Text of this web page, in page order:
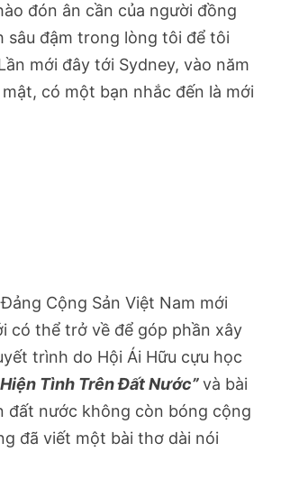
đón ân cần của người đồng
sâu đậm trong lòng tôi để tôi
mới đây tới Sydney, vào năm
có một bạn nhắc đến là mới
Cộng Sản Việt Nam mới
có thể trở về để góp phần xây
trình do Hội Ái Hữu cựu học
Hiện Tình Trên Đất Nước”và bài
đất nước không còn bóng cộng
đã viết một bài thơ dài nói